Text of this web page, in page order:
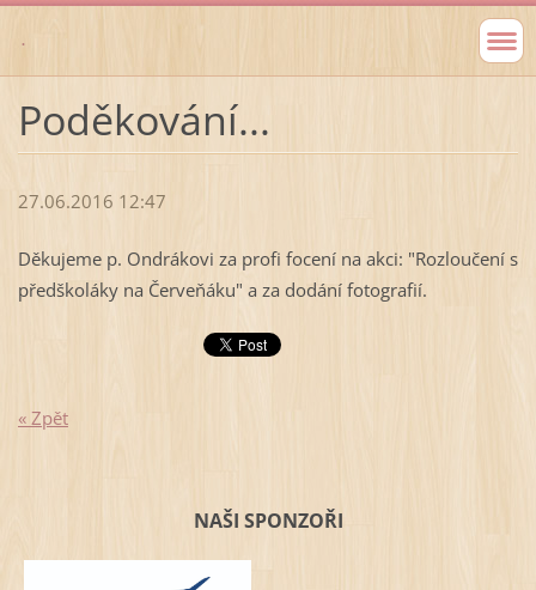
.
Poděkování...
27.06.2016 12:47
Děkujeme p. Ondrákovi za profi focení na akci: "Rozloučení s
předškoláky na Červeňáku" a za dodání fotografií.
« Zpět
NAŠI SPONZOŘI